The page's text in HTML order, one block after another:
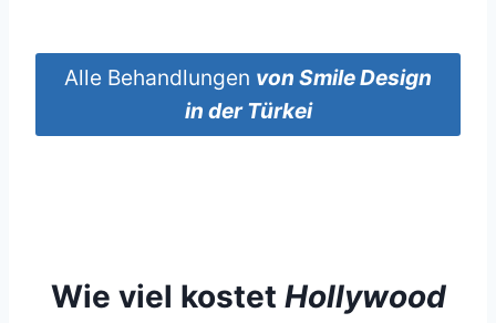
Alle Behandlungen von Smile Design
in der Türkei
Wie viel kostet Hollywood